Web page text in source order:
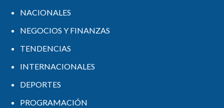
NACIONALES
NEGOCIOS Y FINANZAS
TENDENCIAS
INTERNACIONALES
DEPORTES
PROGRAMACIÓN